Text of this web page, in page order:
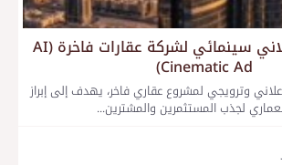
إنتاج فيديو إعلاني سينمائي لشركة عقارات فاخرة (AI
Cinematic Ad)
وترويجي لمشروع عقاري فاخر، يهدف إلى إبراز
لجذب المستثمرين والمشترين...